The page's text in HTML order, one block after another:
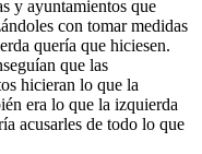
y ayuntamientos que
con tomar medidas
quería que hiciesen.
que las
hicieran lo que la
era lo que la izquierda
acusarles de todo lo que